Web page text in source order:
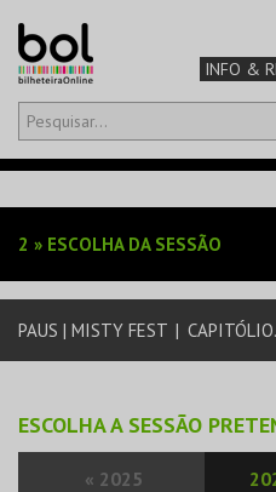
INFO &
Olá,iniciar sessão
TEATRO & ARTE
MÚSICA & FESTIVAIS
DESPORTO &
2 » ESCOLHA DA SESSÃO
PAUS | MISTY FEST | CAPITÓLIO.
ESCOLHA A SESSÃO
« 2025